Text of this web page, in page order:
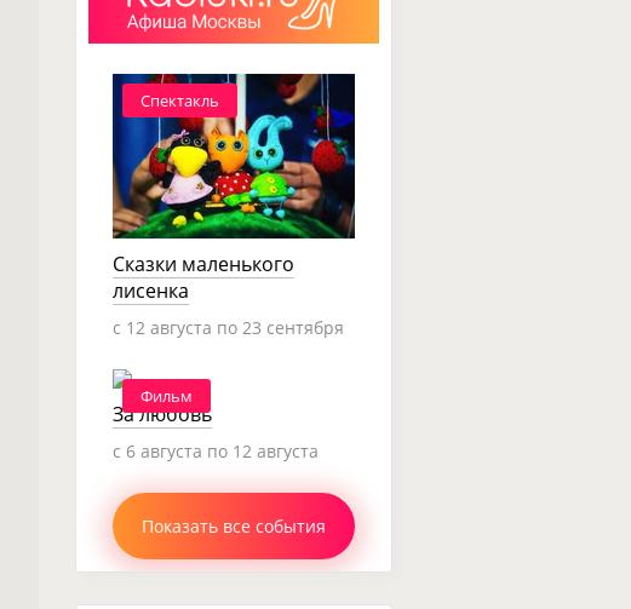
Спектакль
Сказки маленького
лисенка
c 12 августа по 23 сентября
Фильм
За любовь
c 6 августа по 12 августа
Показать все события